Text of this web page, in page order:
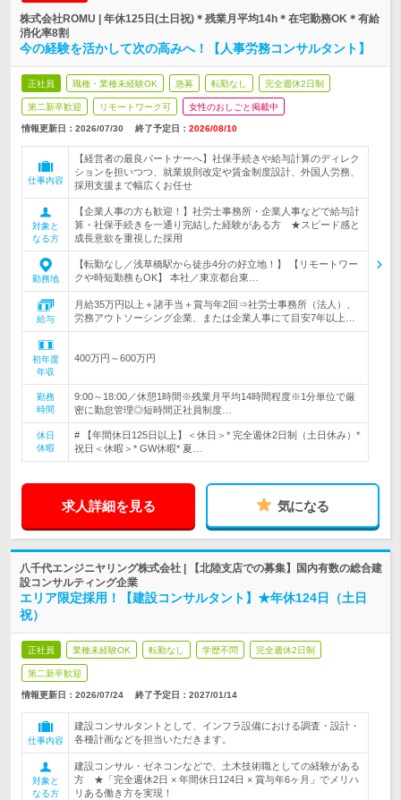
株式会社ROMU | 年休125日(土日祝)＊残業月平均14h＊在宅勤務OK＊有給
消化率8割
今の経験を活かして次の高みへ！【人事労務コンサルタント】
正社員 職種・業種未経験OK 急募 転勤なし 完全週休2日制
第二新卒歓迎 リモートワーク可 女性のおしごと掲載中
情報更新日：2026/07/30 終了予定日： 2026/08/10
仕事内容
【経営者の最良パートナーへ】社保手続きや給与計算のディレク
ションを担いつつ、就業規則改定や賃金制度設計、外国人労務、
採用支援まで幅広くお任せ
対象と
なる方
【企業人事の方も歓迎！】社労士事務所・企業人事などで給与計
算・社保手続きを一通り完結した経験がある方 ★スピード感と
成長意欲を重視した採用
勤務地
【転勤なし／浅草橋駅から徒歩4分の好立地！】 【リモートワー
クや時短勤務もOK】 本社／東京都台東…
給与
月給35万円以上＋諸手当＋賞与年2回⇒社労士事務所（法人）、
労務アウトソーシング企業、または企業人事にて目安7年以上…
初年度
年収
400万円～600万円
勤務
時間
9:00～18:00／休憩1時間※残業月平均14時間程度※1分単位で厳
密に勤怠管理◎短時間正社員制度…
休日
休暇
# 【年間休日125日以上】＜休日＞* 完全週休2日制（土日休み）*
祝日＜休暇＞* GW休暇* 夏…
求人詳細を見る 気になる
八千代エンジニヤリング株式会社 | 【北陸支店での募集】国内有数の総合建
設コンサルティング企業
エリア限定採用！【建設コンサルタント】★年休124日（土日
祝）
正社員 業種未経験OK 転勤なし 学歴不問 完全週休2日制
第二新卒歓迎
情報更新日：2026/07/24 終了予定日： 2027/01/14
仕事内容
建設コンサルタントとして、インフラ設備における調査・設計・
各種計画などを担当いただきます。
対象と
なる方
建設コンサル・ゼネコンなどで、土木技術職としての経験がある
方 ★「完全週休2日 × 年間休日124日 × 賞与年6ヶ月」でメリハ
リある働き方を実現！